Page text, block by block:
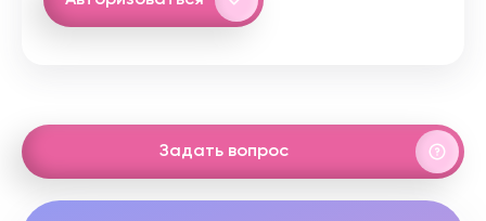
Задать вопрос